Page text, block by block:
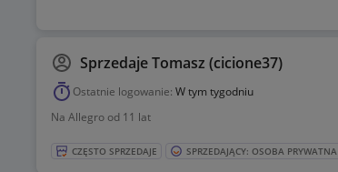
SprzedajeTomasz (cicione37)
Ostatnie logowanie: W tym tygodniu
Na Allegro od 11 lat
CZĘSTO SPRZEDAJE SPRZEDAJĄCY: OSOBA PRYWATNA